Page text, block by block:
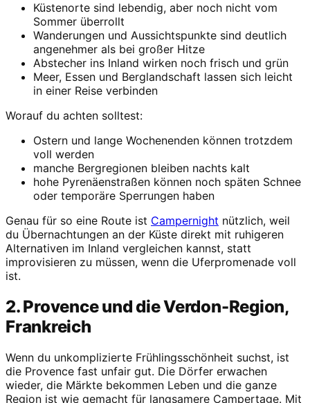
Küstenorte sind lebendig, aber noch nicht vom
Sommer überrollt
Wanderungen und Aussichtspunkte sind deutlich
angenehmer als bei großer Hitze
Abstecher ins Inland wirken noch frisch und grün
Meer, Essen und Berglandschaft lassen sich leicht
in einer Reise verbinden
Worauf du achten solltest:
Ostern und lange Wochenenden können trotzdem
voll werden
manche Bergregionen bleiben nachts kalt
hohe Pyrenäenstraßen können noch späten Schnee
oder temporäre Sperrungen haben
Genau für so eine Route ist Campernight nützlich, weil
du Übernachtungen an der Küste direkt mit ruhigeren
Alternativen im Inland vergleichen kannst, statt
improvisieren zu müssen, wenn die Uferpromenade voll
ist.
2. Provence und die Verdon-Region,
Frankreich
Wenn du unkomplizierte Frühlingsschönheit suchst, ist
die Provence fast unfair gut. Die Dörfer erwachen
wieder, die Märkte bekommen Leben und die ganze
Region ist wie gemacht für langsamere Campertage. Mit